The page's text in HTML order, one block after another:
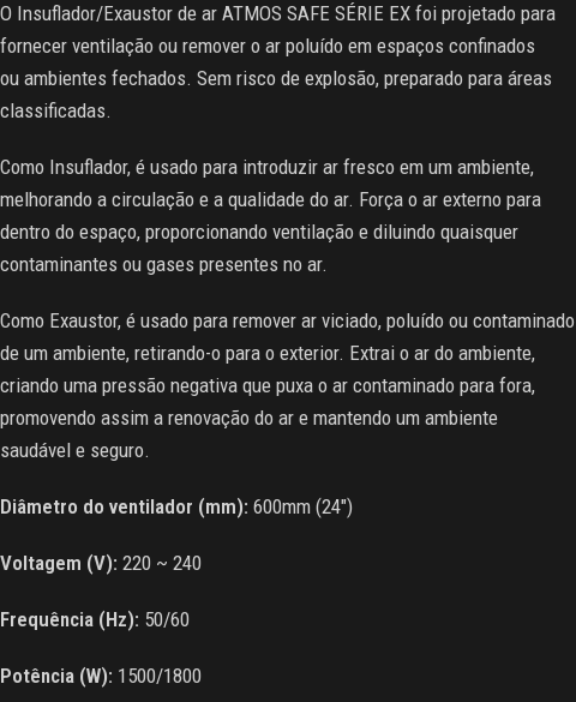
O Insuflador/Exaustor de ar ATMOS SAFE SÉRIE EX foi projetado para
fornecer ventilação ou remover o ar poluído em espaços confinados
ou ambientes fechados. Sem risco de explosão, preparado para áreas
classificadas.
Como Insuflador, é usado para introduzir ar fresco em um ambiente,
melhorando a circulação e a qualidade do ar. Força o ar externo para
dentro do espaço, proporcionando ventilação e diluindo quaisquer
contaminantes ou gases presentes no ar.
Como Exaustor, é usado para remover ar viciado, poluído ou contaminado
de um ambiente, retirando-o para o exterior. Extrai o ar do ambiente,
criando uma pressão negativa que puxa o ar contaminado para fora,
promovendo assim a renovação do ar e mantendo um ambiente
saudável e seguro.
Diâmetro do ventilador (mm): 600mm (24″)
Voltagem (V): 220 ~ 240
Frequência (Hz): 50/60
Potência (W): 1500/1800